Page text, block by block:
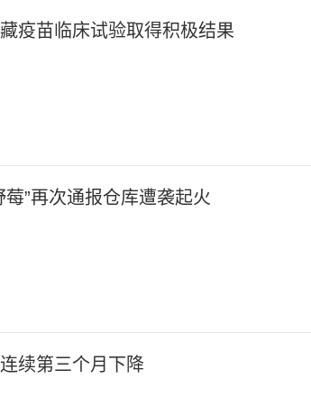
疫苗临床试验取得积极结果
莓”再次通报仓库遭袭起火
续第三个月下降